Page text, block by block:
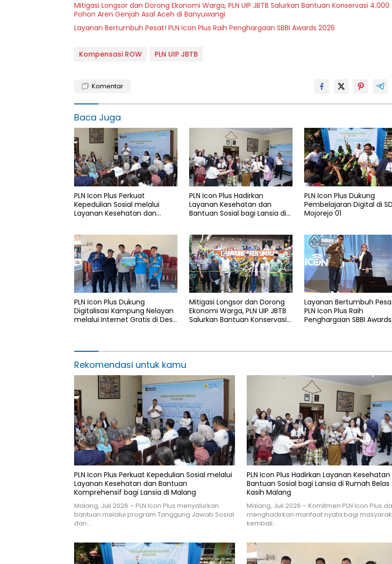
Mitigasi Longsor dan Dorong Ekonomi Warga, PLN UIP JBTB Salurkan Bantuan Konservasi 4.000
Pohon Aren Genjah Asal Aceh di Banyuwangi
Layanan Bertumbuh Pesat! PLN Icon Plus Raih Penghargaan SBBI Awards 2026
Kompensasi ROW PLN UIP JBTB
Komentar
Baca Juga
PLN Icon Plus Perkuat
Kepedulian Sosial melalui
Layanan Kesehatan dan
PLN Icon Plus Hadirkan
Layanan Kesehatan dan
Bantuan Sosial bagi Lansia di
PLN Icon Plus Dukung
Pembelajaran Digital di
Mojorejo 01
PLN Icon Plus Dukung
Digitalisasi Kampung Nelayan
melalui Internet Gratis di Desa
Mitigasi Longsor dan Dorong
Ekonomi Warga, PLN UIP JBTB
Salurkan Bantuan Konservasi
Layanan Bertumbuh
PLN Icon Plus Raih
Penghargaan SBBI Awards
Rekomendasi untuk kamu
PLN Icon Plus Perkuat Kepedulian Sosial melalui
Layanan Kesehatan dan Bantuan
Komprehensif bagi Lansia di Malang
Malang, Juli 2026 – PLN Icon Plus menyalurkan
bantuan melalui program Tanggung Jawab Sosial
dan…
PLN Icon Plus Hadirkan Layanan
Bantuan Sosial bagi Lansia di Rumah Belas
Kasih Malang
Malang, Juli 2026 – Komitmen PLN Icon Plus
menghadirkan manfaat nyata bagi
kembali…